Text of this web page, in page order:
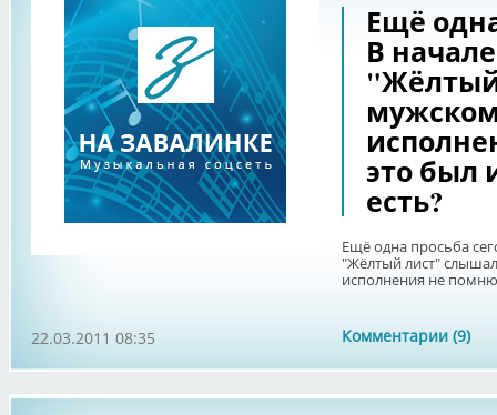
Ещё
В
это был
есть?
Ещё одна просьба
"Жёлтый лист"
исполнения не
Комментарии (9)
22.03.2011 08:35